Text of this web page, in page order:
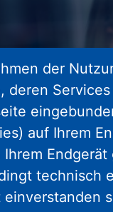
der
deren
auf Ihrem
Ihrem
technisch
einverstanden